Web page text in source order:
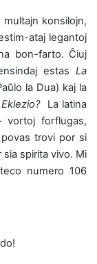
konsilojn,
ataj legantoj
bon-farto. Ĉiuj
estas La
la Dua) kaj la
La latina
vortoj forflugas,
trovi por si
spirita vivo. Mi
numero 106